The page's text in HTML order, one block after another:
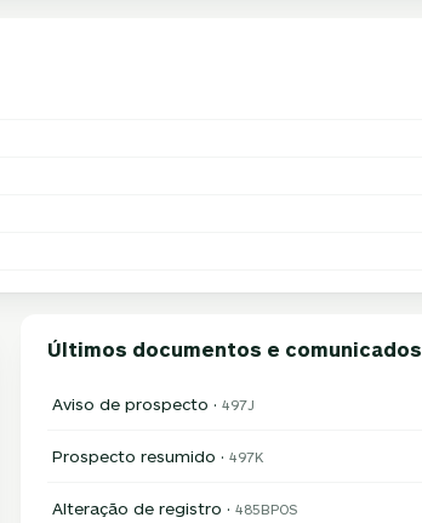
Últimos documentos e comunicados
Aviso de prospecto · 497J
Prospecto resumido · 497K
Alteração de registro · 485BPOS